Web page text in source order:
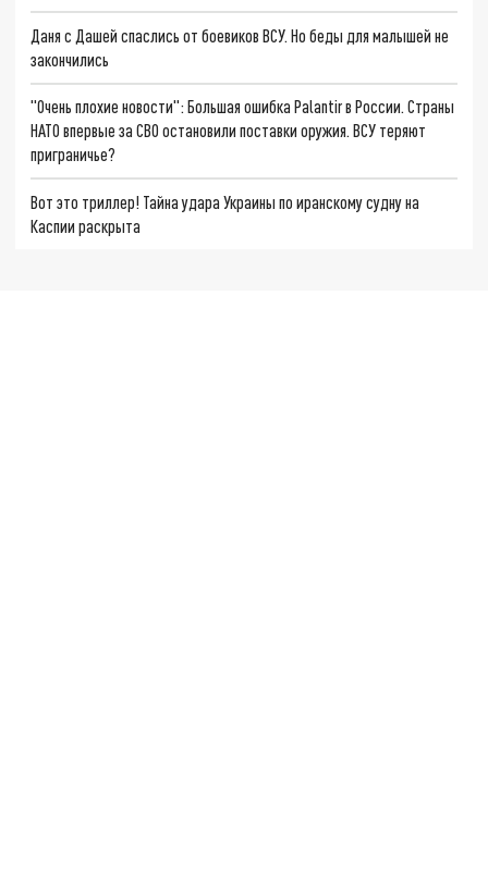
Даня с Дашей спаслись от боевиков ВСУ. Но беды для малышей не
закончились
"Очень плохие новости": Большая ошибка Palantir в России. Страны
НАТО впервые за СВО остановили поставки оружия. ВСУ теряют
приграничье?
Вот это триллер! Тайна удара Украины по иранскому судну на
Каспии раскрыта